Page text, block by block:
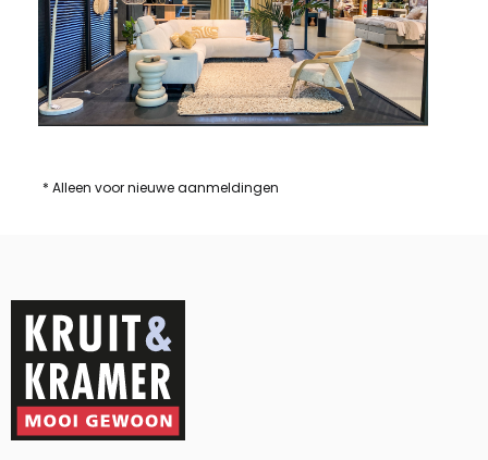
* Alleen voor nieuwe aanmeldingen